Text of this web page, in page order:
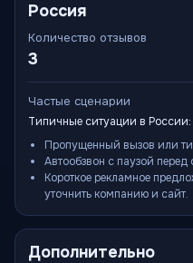
Россия
Количество отзывов
3
Частые сценарии
Типичные ситуации в России:
Пропущенный вызов или
Автообзвон с паузой перед
Короткое рекламное
уточнить компанию и сайт.
Дополнительно